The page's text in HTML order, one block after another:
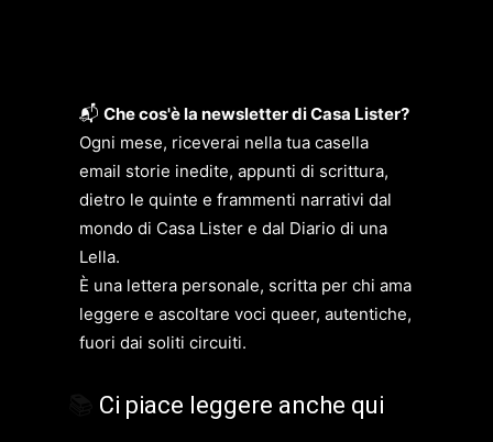
📬 Che cos'è la newsletter di Casa Lister?
Ogni mese, riceverai nella tua casella
email storie inedite, appunti di scrittura,
dietro le quinte e frammenti narrativi dal
mondo di Casa Lister e dal Diario di una
Lella.
È una lettera personale, scritta per chi ama
leggere e ascoltare voci queer, autentiche,
fuori dai soliti circuiti.
Ci piace leggere anche qui